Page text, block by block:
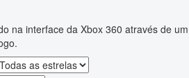
na interface da Xbox 360 através de um